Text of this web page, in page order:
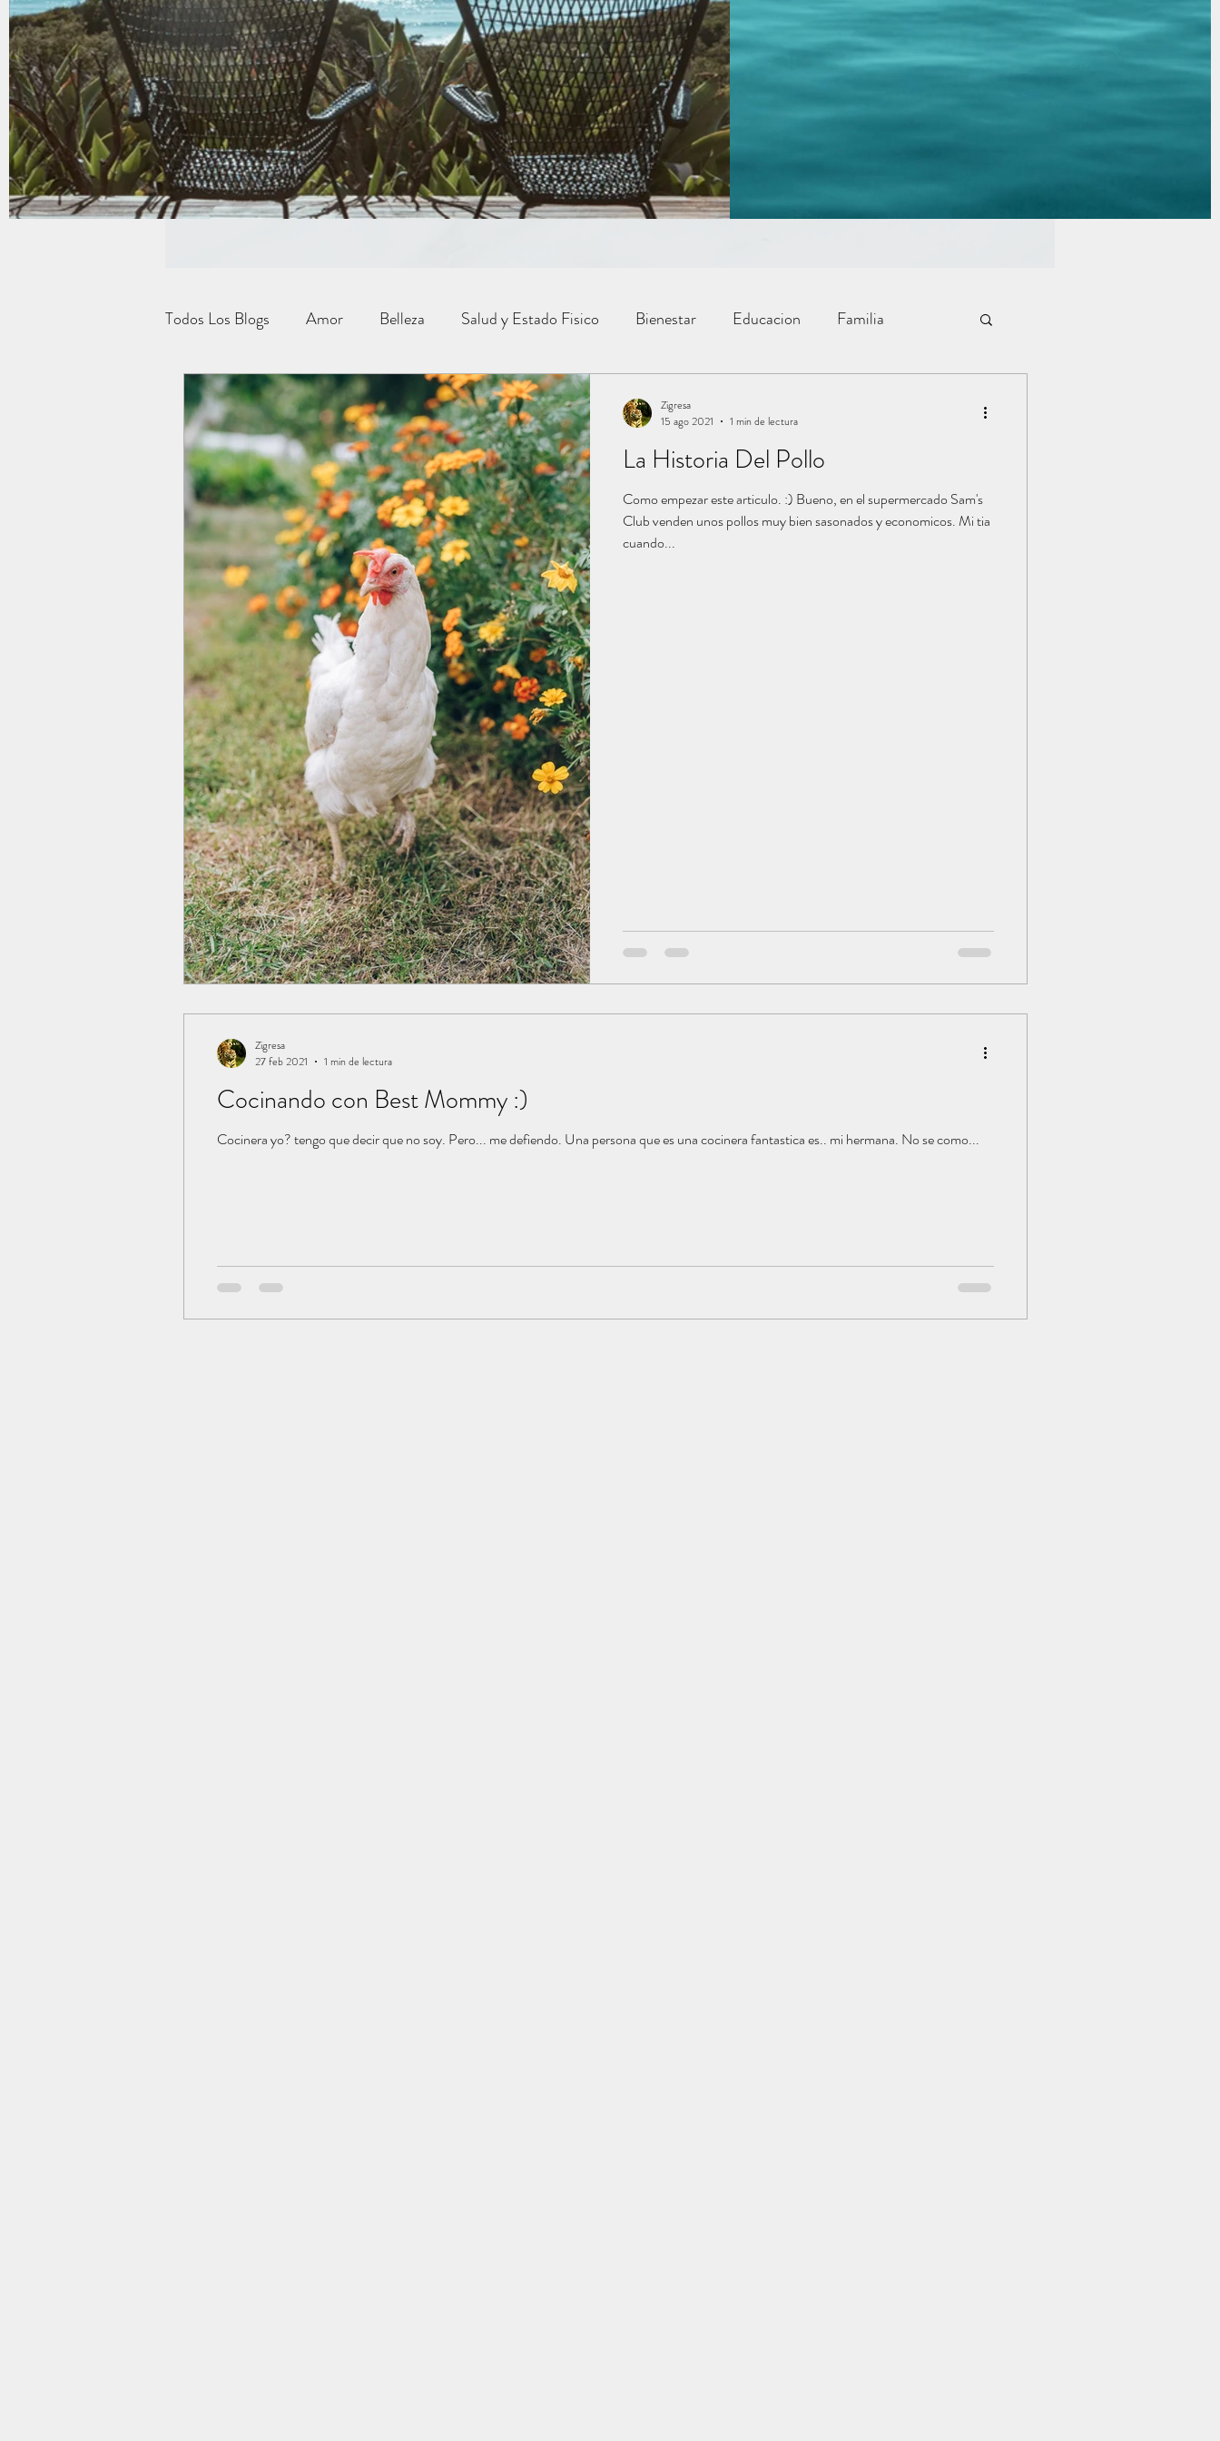
Todos Los Blogs Amor Belleza Salud y Estado Fisico Bienestar Educacion Familia
Carrera Profesional Moda Cocina y Recetas Inspiraciones
La Historia Del Pollo
Como empezar este articulo. :) Bueno, en el supermercado Sam's
Club venden unos pollos muy bien sasonados y economicos. Mi tia
cuando...
Zigresa
15 ago 2021
1 min de lectura
Cocinando con Best Mommy :)
Cocinera yo? tengo que decir que no soy. Pero... me defiendo. Una persona que es una cocinera fantastica es.. mi hermana. No se como...
Zigresa
27 feb 2021
1 min de lectura